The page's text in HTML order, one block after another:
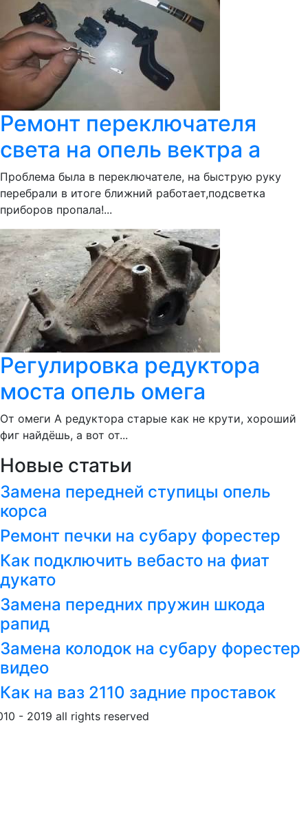
Ремонт переключателя
света на опель вектра а
Проблема была в переключателе, на быструю руку
перебрали в итоге ближний работает,подсветка
приборов пропала!...
Регулировка редуктора
моста опель омега
От омеги А редуктора старые как не крути, хороший
фиг найдёшь, а вот от...
Новые статьи
Замена передней ступицы опель
корса
Ремонт печки на субару форестер
Как подключить вебасто на фиат
дукато
Замена передних пружин шкода
рапид
Замена колодок на субару форестер
видео
Как на ваз 2110 задние проставок
- 2019 all rights reserved